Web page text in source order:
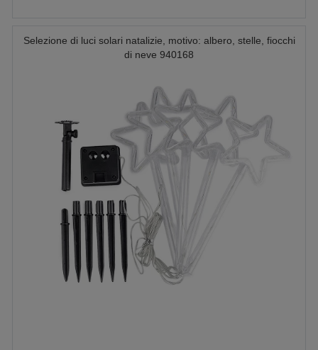
Selezione di luci solari natalizie, motivo: albero, stelle, fiocchi
di neve 940168